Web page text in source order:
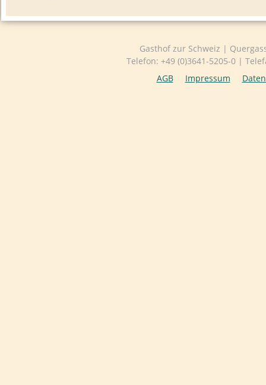
Gasthof zur Schweiz |
Telefon: +49 (0)3641-5205-0 |
AGB
Impressum